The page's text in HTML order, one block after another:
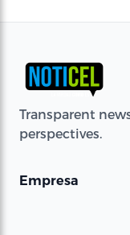
Transparent
perspectives.
Empresa